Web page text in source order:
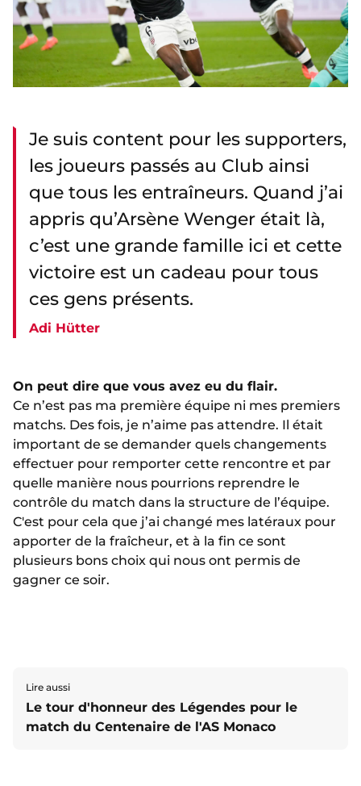
Je suis content pour les supporters,
les joueurs passés au Club ainsi
que tous les entraîneurs. Quand j’ai
appris qu’Arsène Wenger était là,
c’est une grande famille ici et cette
victoire est un cadeau pour tous
ces gens présents.
Adi Hütter
On peut dire que vous avez eu du flair.
Ce n’est pas ma première équipe ni mes premiers
matchs. Des fois, je n’aime pas attendre. Il était
important de se demander quels changements
effectuer pour remporter cette rencontre et par
quelle manière nous pourrions reprendre le
contrôle du match dans la structure de l’équipe.
C'est pour cela que j’ai changé mes latéraux pour
apporter de la fraîcheur, et à la fin ce sont
plusieurs bons choix qui nous ont permis de
gagner ce soir.
Lire aussi
Le tour d'honneur des Légendes pour le
match du Centenaire de l'AS Monaco